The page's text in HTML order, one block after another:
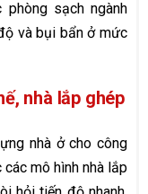
sạch ngành
và bụi bẩn ở mức
nhà lắp ghép
nhà ở cho công
các mô hình nhà lắp